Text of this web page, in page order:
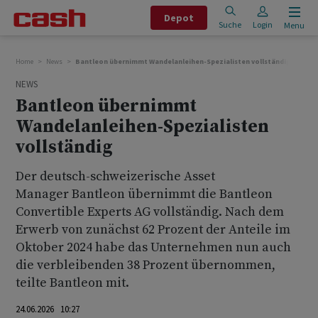
Depot
Suche Login Menu
Home News Bantleon übernimmt Wandelanleihen-Spezialisten vollständig
NEWS
Bantleon übernimmt
Wandelanleihen-Spezialisten
vollständig
Der deutsch-schweizerische Asset
Manager Bantleon übernimmt die Bantleon
Convertible Experts AG vollständig. Nach dem
Erwerb von zunächst 62 Prozent der Anteile im
Oktober 2024 habe das Unternehmen nun auch
die verbleibenden 38 Prozent übernommen,
teilte Bantleon mit.
24.06.2026 10:27